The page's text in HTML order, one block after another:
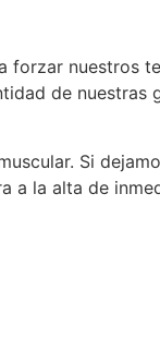
forzar nuestros
de nuestras
Si
a la alta de